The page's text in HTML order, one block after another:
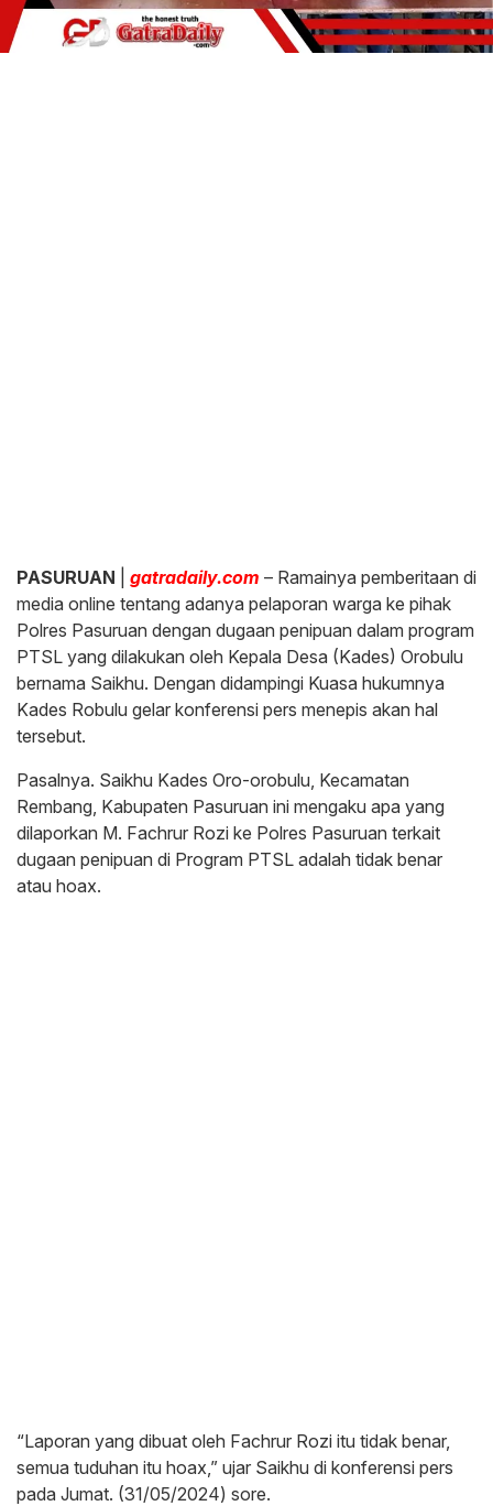
PASURUAN gatradaily.com – Ramainya pemberitaan di
media online tentang adanya pelaporan warga ke pihak
Polres Pasuruan dengan dugaan penipuan dalam program
PTSL yang dilakukan oleh Kepala Desa (Kades) Orobulu
bernama Saikhu. Dengan didampingi Kuasa hukumnya
Kades Robulu gelar konferensi pers menepis akan hal
tersebut.
Pasalnya. Saikhu Kades Oro-orobulu, Kecamatan
Rembang, Kabupaten Pasuruan ini mengaku apa yang
dilaporkan M. Fachrur Rozi ke Polres Pasuruan terkait
dugaan penipuan di Program PTSL adalah tidak benar
atau hoax.
“Laporan yang dibuat oleh Fachrur Rozi itu tidak benar,
semua tuduhan itu hoax,” ujar Saikhu di konferensi pers
pada Jumat. (31/05/2024) sore.